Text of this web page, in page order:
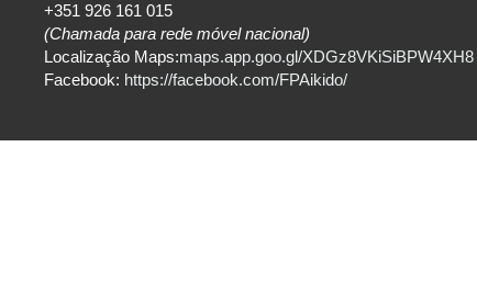
+351 926 161 015
(Chamada para rede móvel nacional)
Localização Maps:maps.app.goo.gl/XDGz8VKiSiBPW4XH8
Facebook: https://facebook.com/FPAikido/